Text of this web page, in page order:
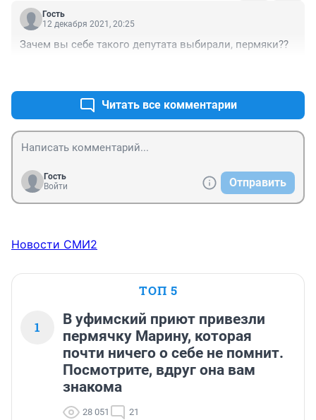
Гость
12 декабря 2021, 20:25
Зачем вы себе такого депутата выбирали, пермяки??
Читать все комментарии
Гость
Войти
Отправить
Новости СМИ2
ТОП 5
1
В уфимский приют привезли
пермячку Марину, которая
почти ничего о себе не помнит.
Посмотрите, вдруг она вам
знакома
28 051 21